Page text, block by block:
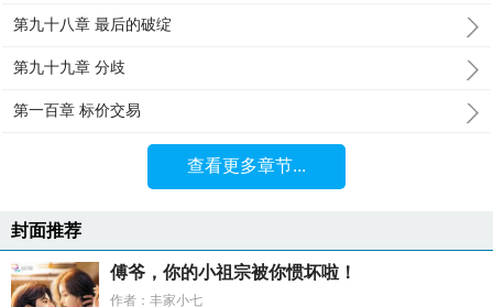
第九十八章 最后的破绽
第九十九章 分歧
第一百章 标价交易
查看更多章节...
封面推荐
傅爷，你的小祖宗被你惯坏啦！
作者：丰家小七